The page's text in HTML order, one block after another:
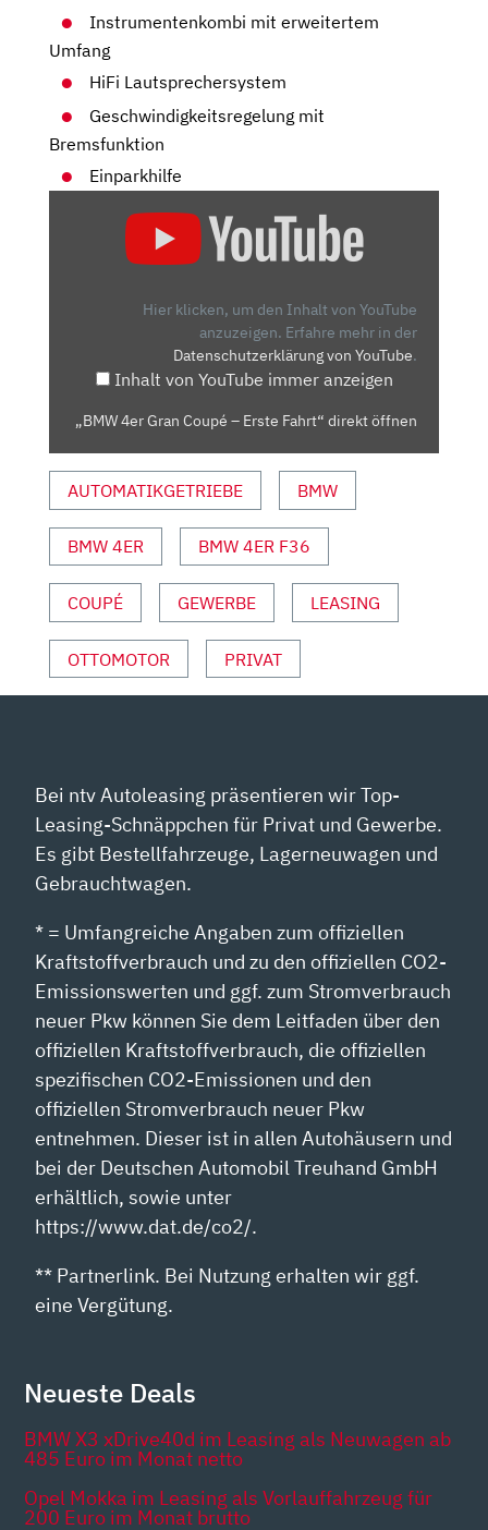
Instrumentenkombi mit erweitertem
Umfang
HiFi Lautsprechersystem
Geschwindigkeitsregelung mit
Bremsfunktion
Einparkhilfe
YOUTUBE
Hier klicken, um den Inhalt von YouTube
anzuzeigen. Erfahre mehr in der
Datenschutzerklärung von YouTube.
Inhalt von YouTube immer anzeigen
„BMW 4er Gran Coupé – Erste Fahrt“ direkt öffnen
AUTOMATIKGETRIEBE BMW
BMW 4ER BMW 4ER F36
COUPÉ GEWERBE LEASING
OTTOMOTOR PRIVAT
Bei ntv Autoleasing präsentieren wir Top-
Leasing-Schnäppchen für Privat und Gewerbe.
Es gibt Bestellfahrzeuge, Lagerneuwagen und
Gebrauchtwagen.
* = Umfangreiche Angaben zum offiziellen
Kraftstoffverbrauch und zu den offiziellen CO2-
Emissionswerten und ggf. zum Stromverbrauch
neuer Pkw können Sie dem Leitfaden über den
offiziellen Kraftstoffverbrauch, die offiziellen
spezifischen CO2-Emissionen und den
offiziellen Stromverbrauch neuer Pkw
entnehmen. Dieser ist in allen Autohäusern und
bei der Deutschen Automobil Treuhand GmbH
erhältlich, sowie unter
https://www.dat.de/co2/.
** Partnerlink. Bei Nutzung erhalten wir ggf.
eine Vergütung.
Neueste Deals
BMW X3 xDrive40d im Leasing als Neuwagen ab
485 Euro im Monat netto
Opel Mokka im Leasing als Vorlauffahrzeug für
200 Euro im Monat brutto